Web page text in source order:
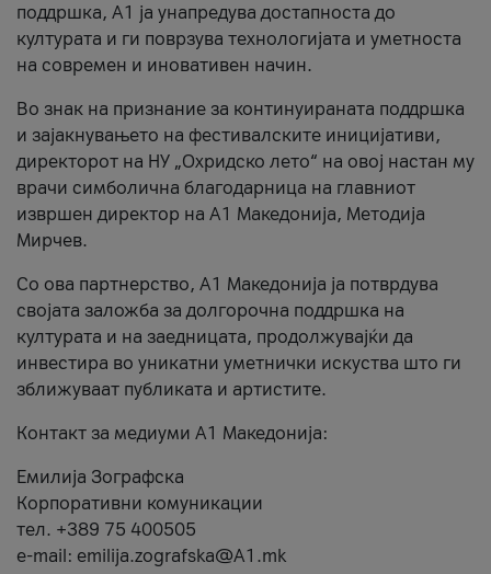
поддршка, A1 ја унапредува достапноста до
културата и ги поврзува технологијата и уметноста
на современ и иновативен начин.
Во знак на признание за континуираната поддршка
и зајакнувањето на фестивалските иницијативи,
директорот на НУ „Охридско лето“ на овој настан му
врачи симболична благодарница на главниот
извршен директор на A1 Македонија, Методија
Мирчев.
Со ова партнерство, A1 Македонија ја потврдува
својата заложба за долгорочна поддршка на
културата и на заедницата, продолжувајќи да
инвестира во уникатни уметнички искуства што ги
зближуваат публиката и артистите.
Контакт за медиуми А1 Македонија:
Емилија Зографска
Корпоративни комуникации
тел. +389 75 400505
e-mail: emilija.zografska@A1.mk